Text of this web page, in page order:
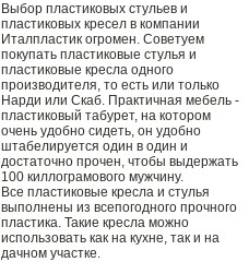
Выбор пластиковых стульев и
пластиковых кресел в компании
Италпластик огромен. Советуем
покупать пластиковые стулья и
пластиковые кресла одного
производителя, то есть или только
Нарди или Скаб. Практичная мебель -
пластиковый табурет, на котором
очень удобно сидеть, он удобно
штабелируется один в один и
достаточно прочен, чтобы выдержать
100 киллограмового мужчину.
Все пластиковые кресла и стулья
выполнены из всепогодного прочного
пластика. Такие кресла можно
использовать как на кухне, так и на
дачном участке.